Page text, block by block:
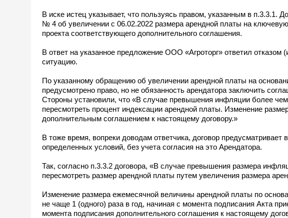
В иске истец указывает, что пользуясь правом, указанным в п.3.3.1.
№ 4 об увеличении с 06.02.2022 размера арендной платы на
проекта соответствующего дополнительного соглашения.
В ответ на указанное предложение ООО «Агроторг» ответил
ситуацию.
По указанному обращению об увеличении арендной платы на
предусмотрено право, но не обязанность арендатора заключить
Стороны установили, что «В случае превышения инфляции более
пересмотреть процент индексации арендной платы. Изменение
дополнительным соглашением к настоящему договору.»
В тоже время, вопреки доводам ответчика, договор
определенных условий, без учета согласия на это Арендатора.
Так, согласно п.3.3.2 договора, «В случае превышения размера
пересмотреть размер арендной платы путем увеличения размера
Изменение размера ежемесячной величины арендной платы по
не чаще 1 (одного) раза в год, начиная с момента подписания Акта
момента подписания дополнительного соглашения к настоящему